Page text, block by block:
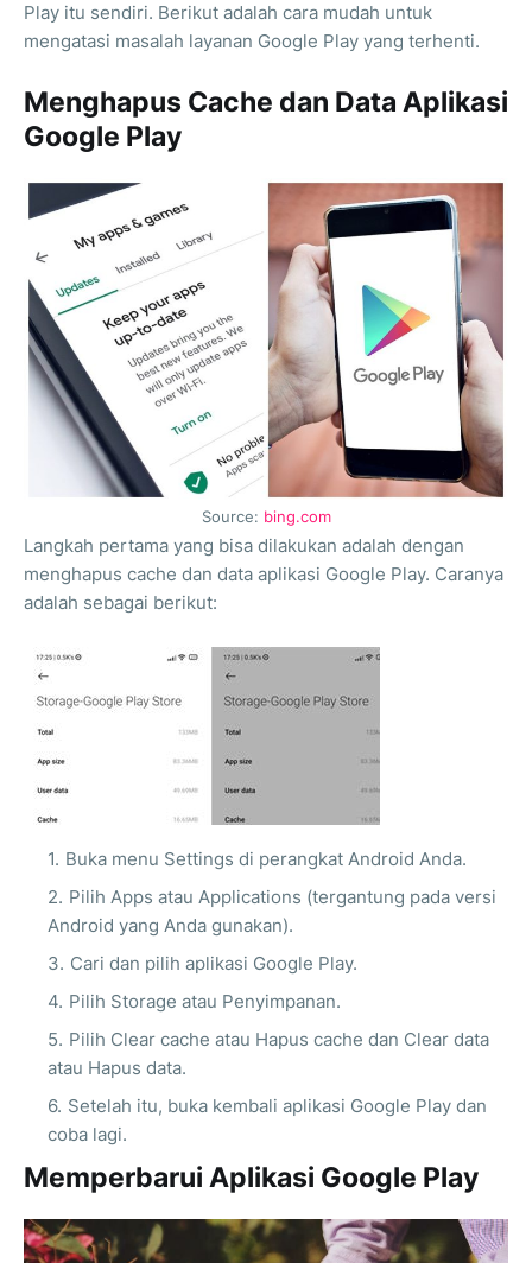
Play itu sendiri. Berikut adalah cara mudah untuk
mengatasi masalah layanan Google Play yang terhenti.
Menghapus Cache dan Data Aplikasi
Google Play
Source: bing.com
Langkah pertama yang bisa dilakukan adalah dengan
menghapus cache dan data aplikasi Google Play. Caranya
adalah sebagai berikut:
Buka menu Settings di perangkat Android Anda.
Pilih Apps atau Applications (tergantung pada versi
Android yang Anda gunakan).
Cari dan pilih aplikasi Google Play.
Pilih Storage atau Penyimpanan.
Pilih Clear cache atau Hapus cache dan Clear data
atau Hapus data.
Setelah itu, buka kembali aplikasi Google Play dan
coba lagi.
Memperbarui Aplikasi Google Play